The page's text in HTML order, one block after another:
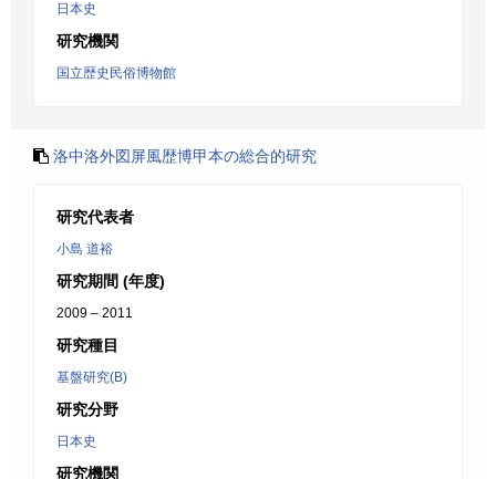
日本史
研究機関
国立歴史民俗博物館
洛中洛外図屏風歴博甲本の総合的研究
研究代表者
小島 道裕
研究期間 (年度)
2009 – 2011
研究種目
基盤研究(B)
研究分野
日本史
研究機関